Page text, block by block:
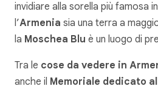
invidiare alla sorella più famosa
l’Armenia sia una terra a
la Moschea Blu è un luogo di
Tra le cose da vedere in
anche il Memoriale dedicato